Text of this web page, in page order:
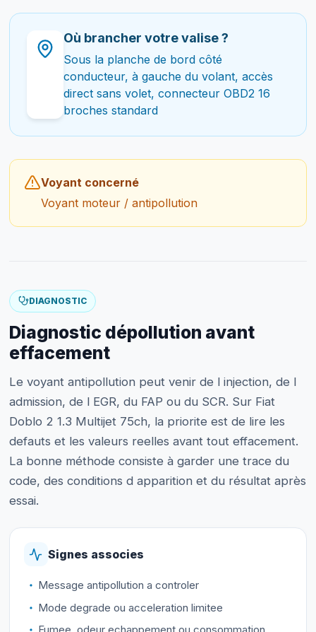
Où brancher votre valise ?
Sous la planche de bord côté
conducteur, à gauche du volant, accès
direct sans volet, connecteur OBD2 16
broches standard
Voyant concerné
Voyant moteur / antipollution
DIAGNOSTIC
Diagnostic dépollution avant
effacement
Le voyant antipollution peut venir de l injection, de l
admission, de l EGR, du FAP ou du SCR. Sur Fiat
Doblo 2 1.3 Multijet 75ch, la priorite est de lire les
defauts et les valeurs reelles avant tout effacement.
La bonne méthode consiste à garder une trace du
code, des conditions d apparition et du résultat après
essai.
Signes associes
Message antipollution a controler
Mode degrade ou acceleration limitee